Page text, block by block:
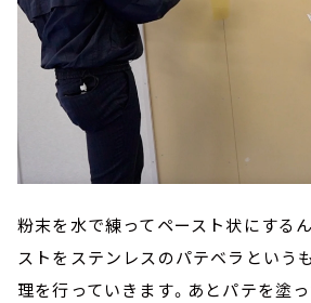
粉末を水で練ってペースト状にする
ストをステンレスのパテベラという
理を行っていきます。あとパテを塗